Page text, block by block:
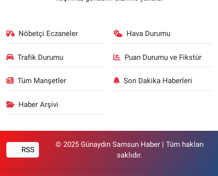
Nöbetçi Eczaneler Hava Durumu
Trafik Durumu Puan Durumu ve Fikstür
Tüm Manşetler Son Dakika Haberleri
Haber Arşivi
RSS
© 2025 Günaydın Samsun Haber | Tüm hakları
saklıdır.